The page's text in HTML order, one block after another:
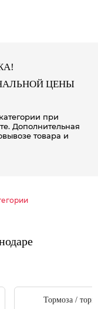
ЦЕНЫ
при
Дополнительная
товара и
Тормоза /